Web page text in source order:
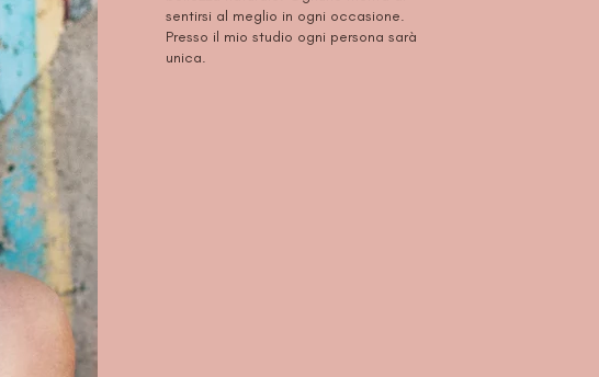
sentirsi al meglio in ogni occasione.
Presso il mio studio ogni persona sarà
unica.